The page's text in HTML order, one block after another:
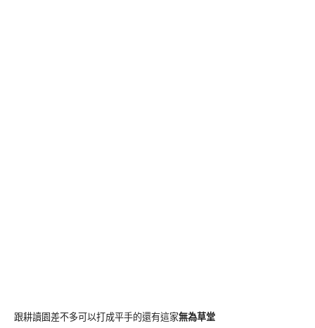
跟耕讀園差不多可以打成平手的還有這家無為草堂